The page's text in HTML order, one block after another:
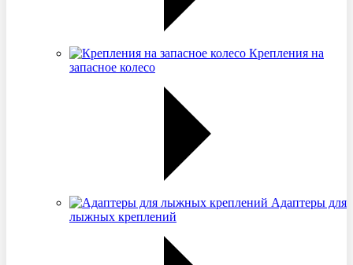
Крепления на
запасное колесо
Адаптеры для
лыжных креплений